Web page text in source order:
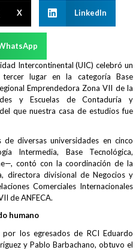
X LinkedIn
Intercontinental (UIC) celebró un
lugar en la categoría Base
Emprendedora Zona VII de la
y Escuelas de Contaduría y
que nuestra casa de estudios fue
diversas universidades en cinco
Intermedia, Base Tecnológica,
contó con la coordinación de la
directora divisional de Negocios y
Comerciales Internacionales
de ANFECA.
humano
los egresados de RCI Eduardo
y Pablo Barbachano, obtuvo el